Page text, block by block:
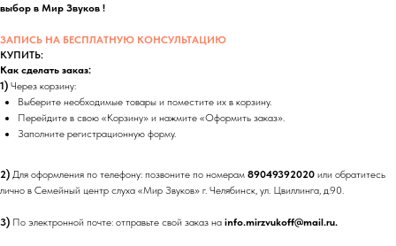
выбор в Мир Звуков !
ЗАПИСЬ НА БЕСПЛАТНУЮ КОНСУЛЬТАЦИЮ
КУПИТЬ:
Как сделать заказ:
1) Через корзину:
Выберите необходимые товары и поместите их в корзину.
Перейдите в свою «Корзину» и нажмите «Оформить заказ».
Заполните регистрационную форму.
2) Для оформления по телефону: позвоните по номерам 89049392020 или обратитесь
лично в Семейный центр слуха «Мир Звуков» г. Челябинск, ул. Цвиллинга, д.90.
3) По электронной почте: отправьте свой заказ на info.mirzvukoff@mail.ru.